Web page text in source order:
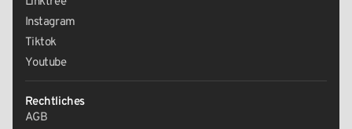
Instagram
Tiktok
Youtube
Rechtliches
AGB